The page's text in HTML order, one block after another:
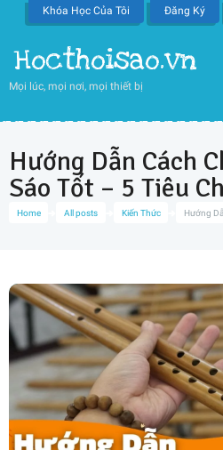
Khóa Học Của Tôi Đăng Ký
Hocthoisao.vn
Mọi lúc, mọi nơi, mọi thiết bị
Home All posts Kiến Thức Hướng
Hướng Dẫn Cách
Sáo Tốt – 5 Tiêu